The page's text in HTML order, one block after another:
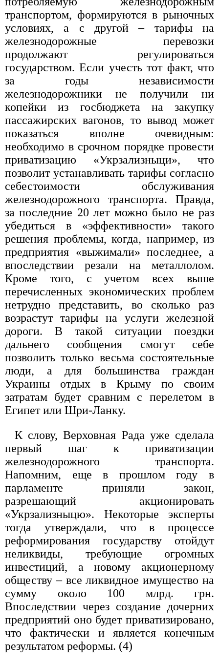
транспортом, формируются в рыночных
условиях, а с другой – тарифы на
железнодорожные перевозки
продолжают регулироваться
государством. Если учесть тот факт, что
за годы независимости
железнодорожники не получили ни
копейки из госбюджета на закупку
пассажирских вагонов, то вывод может
показаться вполне очевидным:
необходимо в срочном порядке провести
приватизацию «Укрзализныци», что
позволит устанавливать тарифы согласно
себестоимости обслуживания
железнодорожного транспорта. Правда,
за последние 20 лет можно было не раз
убедиться в «эффективности» такого
решения проблемы, когда, например, из
предприятия «выжимали» последнее, а
впоследствии резали на металлолом.
Кроме того, с учетом всех выше
перечисленных экономических проблем
нетрудно представить, во сколько раз
возрастут тарифы на услуги железной
дороги. В такой ситуации поездки
дальнего сообщения смогут себе
позволить только весьма состоятельные
люди, а для большинства граждан
Украины отдых в Крыму по своим
затратам будет сравним с перелетом в
Египет или Шри-Ланку.
К слову, Верховная Рада уже сделала
первый шаг к приватизации
железнодорожного транспорта.
Напомним, еще в прошлом году в
парламенте приняли закон,
разрешающий акционировать
«Укрзализныцю». Некоторые эксперты
тогда утверждали, что в процессе
реформирования государству отойдут
неликвиды, требующие огромных
инвестиций, а новому акционерному
обществу – все ликвидное имущество на
сумму около 100 млрд. грн.
Впоследствии через создание дочерних
предприятий оно будет приватизировано,
что фактически и является конечным
результатом реформы. (4)